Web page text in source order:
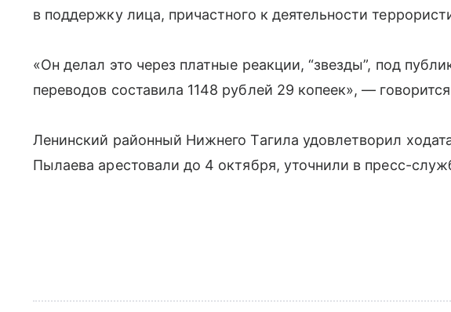
в поддержку лица, причастного к деятельности
«Он делал это через платные реакции, “звезды”, под
переводов составила 1148 рублей 29 копеек», —
Ленинский районный Нижнего Тагила удовлетворил
Пылаева арестовали до 4 октября, уточнили в пресс-